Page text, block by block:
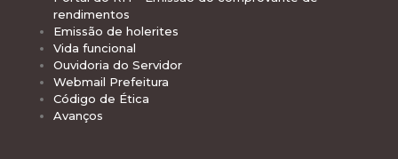
rendimentos
Emissão de holerites
Vida funcional
Ouvidoria do Servidor
Webmail Prefeitura
Código de Ética
Avanços